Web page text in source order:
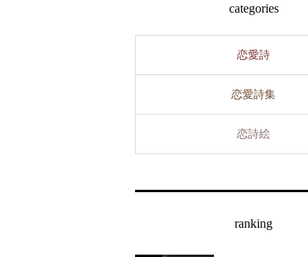
categories
恋愛詩
恋愛詩集
恋詩絵
ranking